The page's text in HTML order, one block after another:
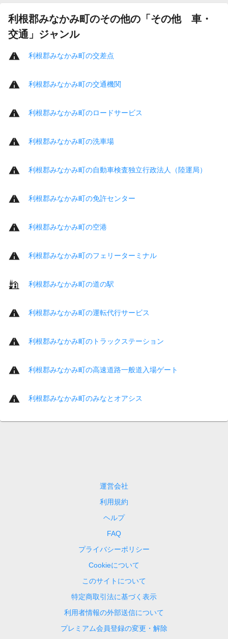
利根郡みなかみ町のその他の「その他 車・
交通」ジャンル
利根郡みなかみ町の交差点
利根郡みなかみ町の交通機関
利根郡みなかみ町のロードサービス
利根郡みなかみ町の洗車場
利根郡みなかみ町の自動車検査独立行政法人（陸運局）
利根郡みなかみ町の免許センター
利根郡みなかみ町の空港
利根郡みなかみ町のフェリーターミナル
利根郡みなかみ町の道の駅
利根郡みなかみ町の運転代行サービス
利根郡みなかみ町のトラックステーション
利根郡みなかみ町の高速道路一般道入場ゲート
利根郡みなかみ町のみなとオアシス
運営会社
利用規約
ヘルプ
FAQ
プライバシーポリシー
Cookieについて
このサイトについて
特定商取引法に基づく表示
利用者情報の外部送信について
プレミアム会員登録の変更・解除